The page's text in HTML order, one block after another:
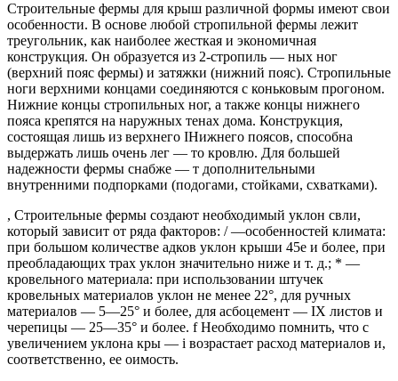
Строительные фермы для крыш различной формы имеют свои
особенности. В основе любой стропильной фермы лежит
треугольник, как наиболее жесткая и эко­номичная
конструкция. Он образуется из 2-стропиль — ных ног
(верхний пояс фермы) и затяжки (нижний пояс). Стропильные
ноги верхними концами соединяются с коньковым прогоном.
Нижние концы стропильных ног, а также концы нижнего
пояса крепятся на наружных тенах дома. Конструкция,
состоящая лишь из верхнего ІНижнего поясов, способна
выдержать лишь очень лег — то кровлю. Для большей
надежности фермы снабже — т дополнительными
внутренними подпорками (под­огами, стойками, схватками).
, Строительные фермы создают необходимый уклон свли,
который зависит от ряда факторов: / —особенностей климата:
при большом количестве адков уклон крыши 45е и более, при
преобладающих трах уклон значительно ниже и т. д.; * —
кровельного материала: при использовании штуч­ек
кровельных материалов уклон не менее 22°, для ру­чных
материалов — 5—25° и более, для асбоцемент — IX листов и
черепицы — 25—35° и более. f Необходимо помнить, что с
увеличением уклона кры — i возрастает расход материалов и,
соответственно, ее оимость.